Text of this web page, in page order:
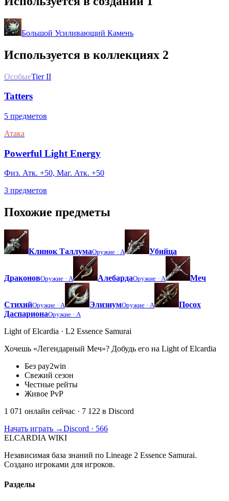
Большой Усиливающий Камень
Используется в коллекциях 2
ОсобыеTier II
Tatters
5 предметов
Атака
Powerful Light Energy
Физ. Атк. +50, Маг. Атк. +50
3 предметов
Похожие предметы
Клинок ТаллумаОружие · A Убийца
ДраконовОружие · A АлебардаОружие · A Меч
СтихийОружие · A ЭлизиумОружие · A
Посох
ДаспарионаОружие · A
Light of Elcardia · L2 Essence Samurai
Хочешь «Легендарный Меч»? Добудь его на Light of Elcardia
Без pay2win
Свежий сезон
Честные рейты
Живое PvP
1 071 онлайн сейчас · 7 122 в Discord
Начать играть →Discord · 566
ELCARDIA WIKI
Независимая база знаний по Lineage 2 Essence Samurai.
Создано игроками для игроков.
Разделы